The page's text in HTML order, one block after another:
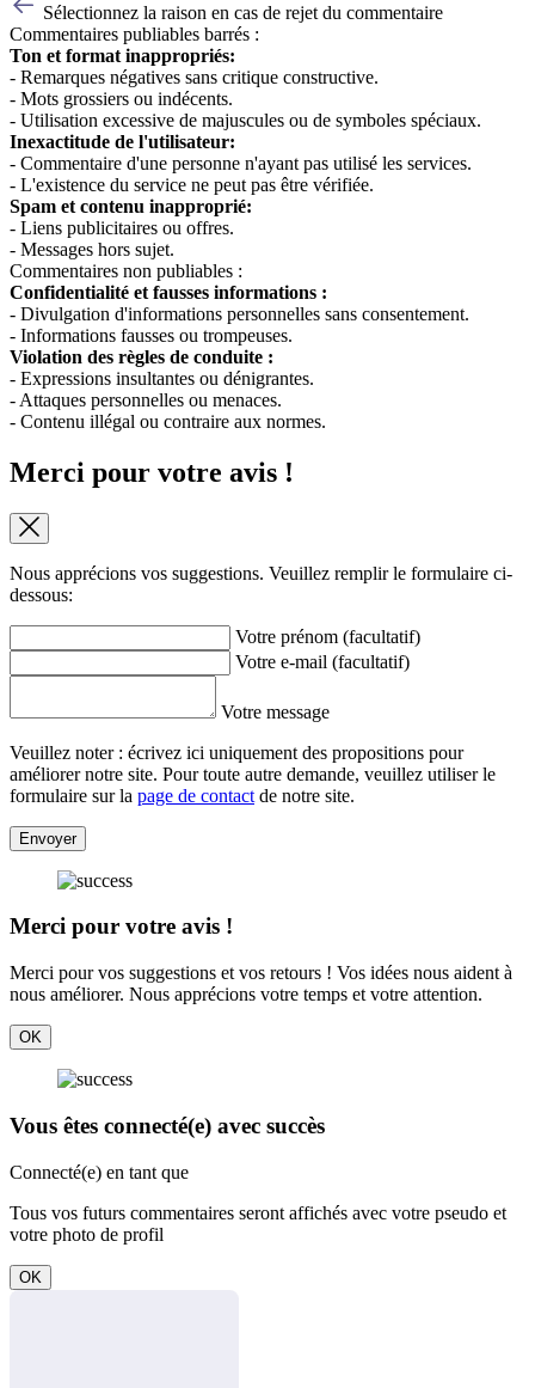
Sélectionnez la raison en cas de rejet du commentaire
Commentaires publiables barrés :
Ton et format inappropriés:
- Remarques négatives sans critique constructive.
- Mots grossiers ou indécents.
- Utilisation excessive de majuscules ou de symboles spéciaux.
Inexactitude de l'utilisateur:
- Commentaire d'une personne n'ayant pas utilisé les services.
- L'existence du service ne peut pas être vérifiée.
Spam et contenu inapproprié:
- Liens publicitaires ou offres.
- Messages hors sujet.
Commentaires non publiables :
Confidentialité et fausses informations :
- Divulgation d'informations personnelles sans consentement.
- Informations fausses ou trompeuses.
Violation des règles de conduite :
- Expressions insultantes ou dénigrantes.
- Attaques personnelles ou menaces.
- Contenu illégal ou contraire aux normes.
Merci pour votre avis !
Nous apprécions vos suggestions. Veuillez remplir le formulaire ci-
dessous:
Votre prénom (facultatif)
Votre e-mail (facultatif)
Votre message
Veuillez noter : écrivez ici uniquement des propositions pour
améliorer notre site. Pour toute autre demande, veuillez utiliser le
formulaire sur la page de contact de notre site.
Envoyer
Merci pour votre avis !
Merci pour vos suggestions et vos retours ! Vos idées nous aident à
nous améliorer. Nous apprécions votre temps et votre attention.
OK
Vous êtes connecté(e) avec succès
Connecté(e) en tant que
Tous vos futurs commentaires seront affichés avec votre pseudo et
votre photo de profil
OK